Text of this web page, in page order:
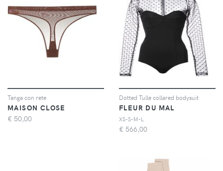
Tanga con rete
MAISON CLOSE
€ 50,00
Dotted Tulle collared bodysuit
FLEUR DU MAL
XS-S-M-L
€ 566,00